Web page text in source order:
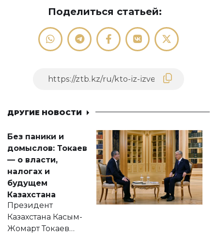
Поделиться статьей:
ДРУГИЕ НОВОСТИ
Без паники и
домыслов: Токаев
— о власти,
налогах и
будущем
Казахстана
Президент
Казахстана Касым-
Жомарт Токаев